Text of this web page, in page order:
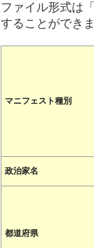
ファイル形式は
することができま
マニフェスト種別
政治家名
都道府県